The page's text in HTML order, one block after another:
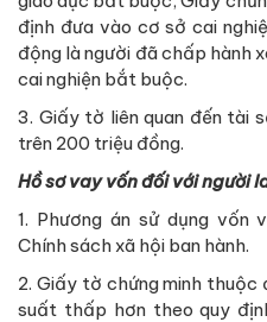
định đưa vào cơ sở cai
động là người đã chấp hành
cai nghiện bắt buộc.
3. Giấy tờ liên quan đến tài
trên 200 triệu đồng.
Hồ sơ vay vốn đối với người
1. Phương án sử dụng vốn
Chính sách xã hội ban hành.
2. Giấy tờ chứng minh
suất thấp hơn theo quy